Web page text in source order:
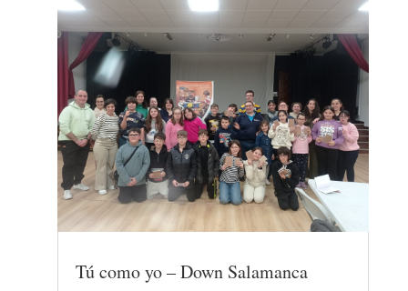
Tú como yo – Down Salamanca